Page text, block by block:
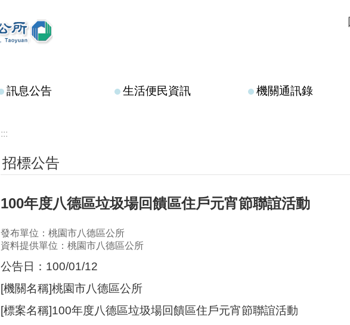
訊息公告 生活便民資訊 機關通訊錄
:::
招標公告
100年度八德區垃圾場回饋區住戶元宵節聯誼活動
發布單位：桃園市八德區公所
資料提供單位：桃園市八德區公所
公告日：100/01/12
[機關名稱]桃園市八德區公所
[標案名稱]100年度八德區垃圾場回饋區住戶元宵節聯誼活動